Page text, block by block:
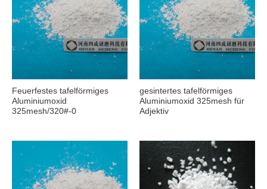
Feuerfestes tafelförmiges
Aluminiumoxid
325mesh/320#-0
gesintertes tafelförmiges
Aluminiumoxid 325mesh für
Adjektiv